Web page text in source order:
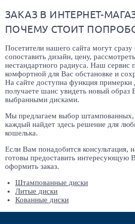
ЗАКАЗ В ИНТЕРНЕТ-
ПОЧЕМУ СТОИТ
Посетители нашего сайта могут сразу
сопоставить дизайн, цену,
нестандартного радиуса. Наш сервис
комфортной для Вас обстановке и
На сайте доступна функция примерки
получаете шанс увидеть новый образ
выбранными дисками.
Мы предлагаем выбор штампованных,
каждый найдет здесь решение для
кошелька.
Если Вам понадобится консультация,
готовы предоставить интересующую
оформить заказ.
Штампованные диски
Литые диски
Кованные диски